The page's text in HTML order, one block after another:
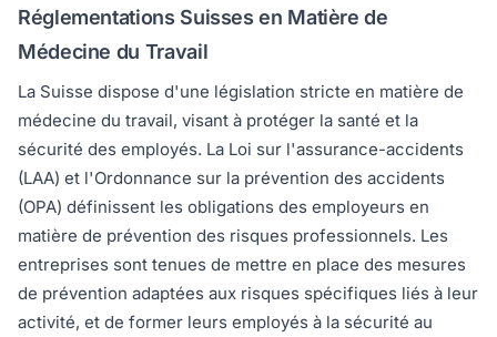
Réglementations Suisses en Matière de
Médecine du Travail
La Suisse dispose d'une législation stricte en matière de
médecine du travail, visant à protéger la santé et la
sécurité des employés. La Loi sur l'assurance-accidents
(LAA) et l'Ordonnance sur la prévention des accidents
(OPA) définissent les obligations des employeurs en
matière de prévention des risques professionnels. Les
entreprises sont tenues de mettre en place des mesures
de prévention adaptées aux risques spécifiques liés à leur
activité, et de former leurs employés à la sécurité au